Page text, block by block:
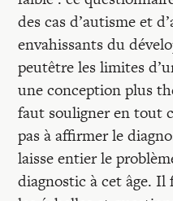
des cas d’autisme et
envahissants du
peutêtre les limites
une conception plus
faut souligner en tout
pas à affirmer le
laisse entier le
diagnostic à cet âge.